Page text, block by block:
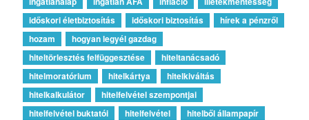
időskori életbiztosítás
időskori biztosítás
hírek a pénzről
hozam
hogyan legyél gazdag
hiteltörlesztés felfüggesztése
hiteltanácsadó
hitelmoratórium
hitelkártya
hitelkiváltás
hitelkalkulátor
hitelfelvétel szempontjai
hitelfelvétel buktatói
hitelfelvétel
hitelből állampapír